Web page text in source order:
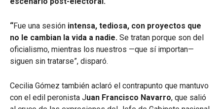
“Fue una sesión intensa, tediosa, con proyectos que
no le cambian la vida a nadie. Se tratan porque son del
oficialismo, mientras los nuestros —que sí importan—
siguen sin tratarse”, disparó.
Cecilia Gómez también aclaró el contrapunto que mantuvo
con el edil peronista Juan Francisco Navarro, que salió